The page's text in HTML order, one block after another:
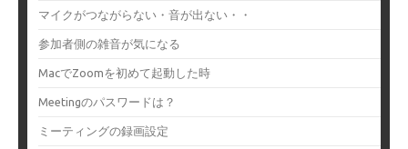
マイクがつながらない・音が出ない・・
参加者側の雑音が気になる
MacでZoomを初めて起動した時
Meetingのパスワードは？
ミーティングの録画設定